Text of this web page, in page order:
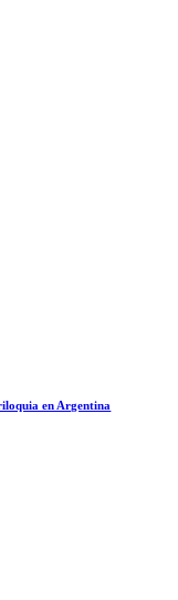
en Argentina